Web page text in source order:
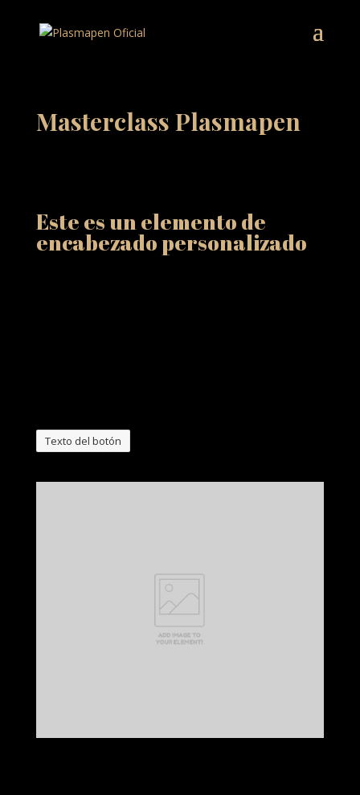
Masterclass Plasmapen
Este es un elemento de
encabezado personalizado
Texto del botón